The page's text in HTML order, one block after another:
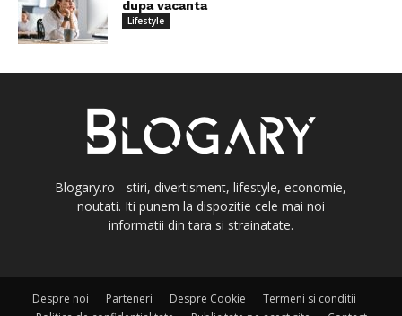
dupa vacanta
Lifestyle
Blogary.ro - stiri, divertisment, lifestyle, economie,
noutati. Iti punem la dispozitie cele mai noi
informatii din tara si strainatate.
Despre noi Parteneri Despre Cookie
Termeni si conditii